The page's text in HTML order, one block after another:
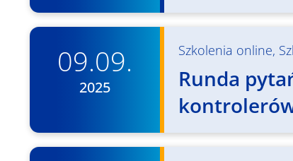
09.09.
2025
Szkolenia online,
Runda